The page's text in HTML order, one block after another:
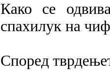
Како се
спахилук на
Според